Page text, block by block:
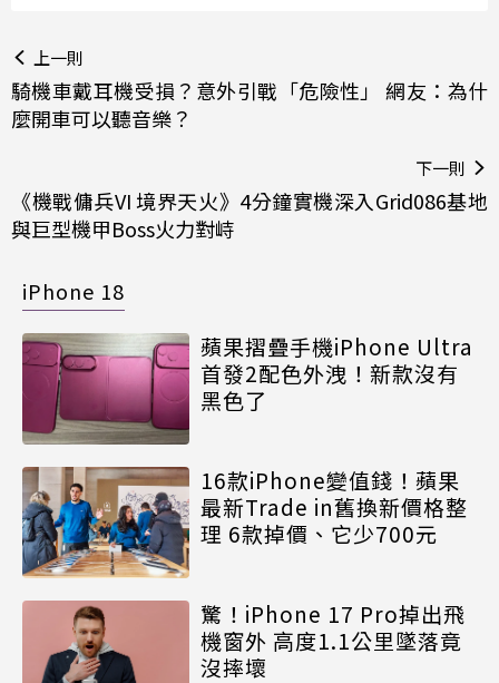
上一則
騎機車戴耳機受損？意外引戰「危險性」 網友：為什
麼開車可以聽音樂？
下一則
《機戰傭兵VI 境界天火》4分鐘實機深入Grid086基地
與巨型機甲Boss火力對峙
iPhone 18
蘋果摺疊手機iPhone Ultra
首發2配色外洩！新款沒有
黑色了
16款iPhone變值錢！蘋果
最新Trade in舊換新價格整
理 6款掉價、它少700元
驚！iPhone 17 Pro掉出飛
機窗外 高度1.1公里墜落竟
沒摔壞